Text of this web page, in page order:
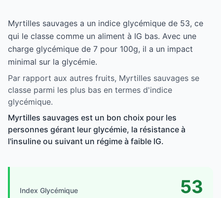
Myrtilles sauvages a un indice glycémique de 53, ce
qui le classe comme un aliment à IG bas. Avec une
charge glycémique de 7 pour 100g, il a un impact
minimal sur la glycémie.
Par rapport aux autres fruits, Myrtilles sauvages se
classe parmi les plus bas en termes d'indice
glycémique.
Myrtilles sauvages est un bon choix pour les
personnes gérant leur glycémie, la résistance à
l'insuline ou suivant un régime à faible IG.
Index Glycémique 53